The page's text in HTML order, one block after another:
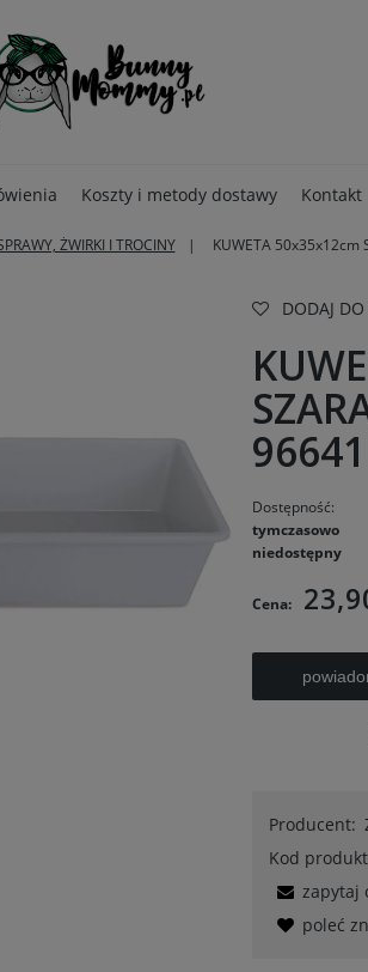
Koszty i metody dostawy Kontakt
ŻWIRKI I TROCINY KUWETA 50x35x12cm
DODAJ
96641
Dostępność:
tymczasowo
niedostępny
Cena:
Producent:
Kod
zapytaj
poleć